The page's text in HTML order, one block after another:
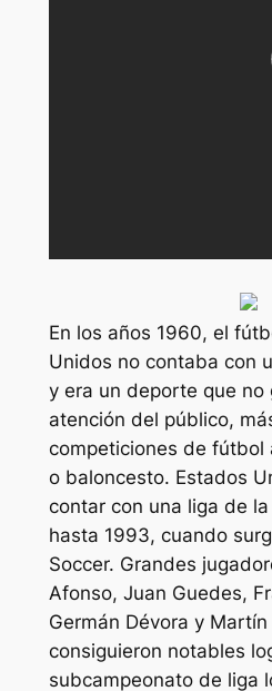
En los años 1960, el
Unidos no contaba con
y era un deporte que no
atención del público,
competiciones de fútbol
o baloncesto. Estados
contar con una liga de
hasta 1993, cuando
Soccer. Grandes
Afonso, Juan Guedes,
Germán Dévora y
consiguieron notables
subcampeonato de liga